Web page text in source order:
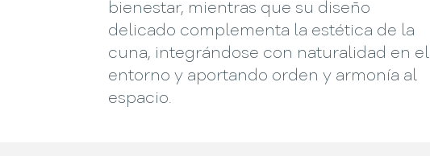
bienestar, mientras que su diseño
delicado complementa la estética de la
cuna, integrándose con naturalidad en el
entorno y aportando orden y armonía al
espacio.